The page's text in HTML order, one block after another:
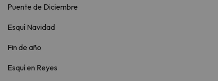
Puente de Diciembre
Esquí Navidad
Fin de año
Esquí en Reyes